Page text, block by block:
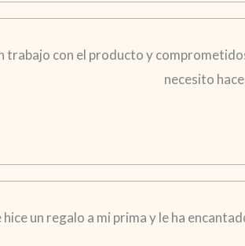
trabajo con el producto y
necesito
hice un regalo a mi prima y le ha